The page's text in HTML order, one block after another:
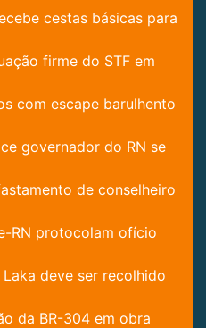
cestas básicas para
firme do STF em
com escape barulhento
governador do RN se
de conselheiro
RN protocolam ofício
deve ser recolhido
da BR-304 em obra